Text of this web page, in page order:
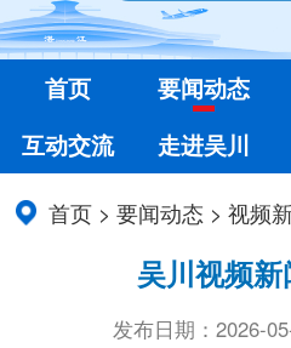
首页 要闻动态
互动交流
走进吴川
首页 >要闻动态 >视频
吴川视频
发布日期：2026-